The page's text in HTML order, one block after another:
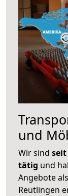
und
Wir sind seit
tätig und
Angebote
Reutlingen